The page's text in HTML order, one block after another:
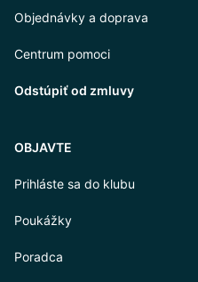
Objednávky a doprava
Centrum pomoci
Odstúpiť od zmluvy
OBJAVTE
Prihláste sa do klubu
Poukážky
Poradca